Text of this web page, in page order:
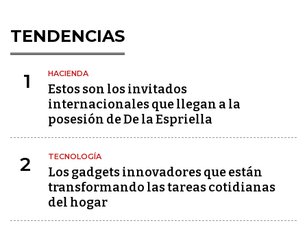
TENDENCIAS
1 HACIENDA
Estos son los invitados
internacionales que llegan a la
posesión de De la Espriella
2 TECNOLOGÍA
Los gadgets innovadores que están
transformando las tareas cotidianas
del hogar